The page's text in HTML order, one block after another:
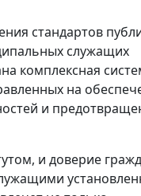
стандартов
служащих
комплексная
на
и
и доверие